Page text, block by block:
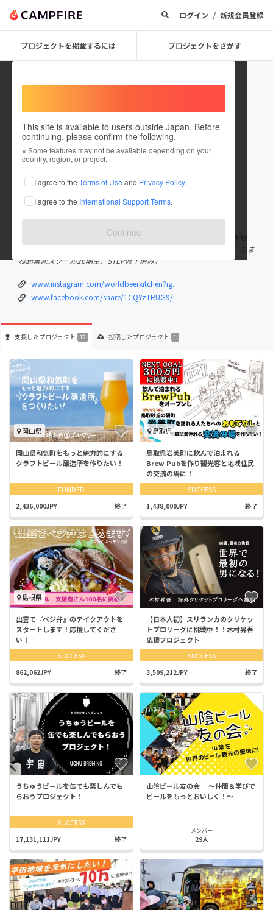
ログイン / 新規会員登録
プロジェクトを掲載するには プロジェクトをさがす
This site is available to users outside Japan. Before
continuing, please confirm the following.
※ Some features may not be available depending on your
country, region, or project.
I agree to the Terms of Use and Privacy Policy.
I agree to the International Support Terms.
Continue
佐藤 洋介
これまでに19回支援して1件のプロジェクトを投稿しています
在住国：日本 現在地：島根県
出身国：日本 出身地：島根県
ビアアドバイザー 海外のクラシックなビールと料理のペアリングが得
意。 2026年7月、ビアバーワールドビアキッチンをオープン予定。 しま
ね起業家スクール26期生、STEP修了済み。
www.instagram.com/worldbeerkitchen?ig...
www.facebook.com/share/1CQYzTRUG9/
支援したプロジェクト 19 投稿したプロジェクト 1
岡山県
岡山県和気町をもっと魅力的にする
クラフトビール醸造所を作りたい！
FUNDED
2,436,000JPY 終了
鳥取県
鳥取県岩美町に飲んで泊まれる
Brew Pubを作り観光客と地域住民
の交流の場に！
SUCCESS
1,438,000JPY 終了
島根県
出雲で『ベジ弁』のテイクアウトを
スタートします！応援してくださ
い！
SUCCESS
862,062JPY 終了
【日本人初】スリランカのクリケッ
トプロリーグに挑戦中！！木村昇吾
応援プロジェクト
SUCCESS
3,509,212JPY 終了
うちゅうビールを缶でも楽しんでも
らおうプロジェクト！
SUCCESS
17,131,111JPY 終了
山陰ビール友の会 ～仲間＆学びで
ビールをもっとおいしく！～
メンバー
29人